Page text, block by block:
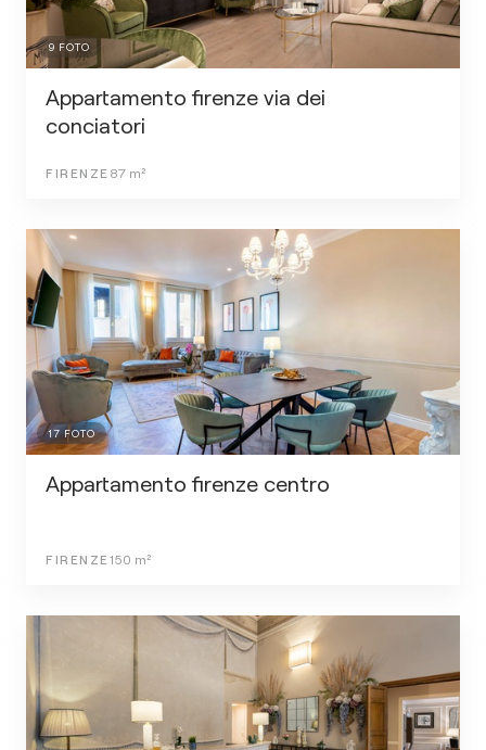
9 FOTO
Appartamento firenze via dei
conciatori
FIRENZE 87m²
17FOTO
Appartamento firenze centro
FIRENZE 150 m²